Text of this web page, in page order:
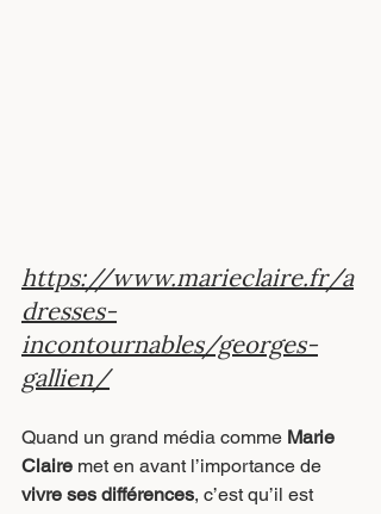
https://www.marieclaire.fr/a
dresses-
incontournables/georges-
gallien/
Quand un grand média comme Marie
Claire met en avant l’importance de
vivre ses différences, c’est qu’il est